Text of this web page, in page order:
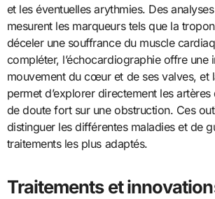
et les éventuelles arythmies. Des
mesurent les marqueurs tels que la
déceler une souffrance du muscle
compléter, l’échocardiographie offre une
mouvement du cœur et de ses valves, et
permet d’explorer directement les
de doute fort sur une obstruction. Ces
distinguer les différentes maladies et de
traitements les plus adaptés.
Traitements et